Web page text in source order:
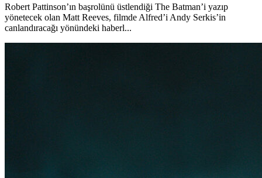
Robert Pattinson’ın başrolünü üstlendiği The Batman’i yazıp
yönetecek olan Matt Reeves, filmde Alfred’i Andy Serkis’in
canlandıracağı yönündeki haberl...